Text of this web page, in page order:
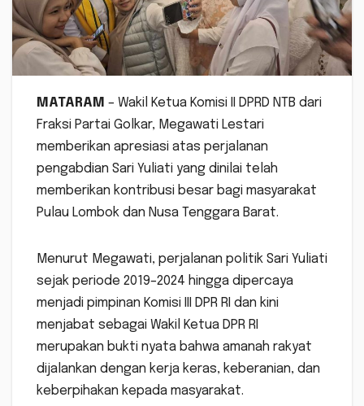
MATARAM – Wakil Ketua Komisi II DPRD NTB dari
Fraksi Partai Golkar, Megawati Lestari
memberikan apresiasi atas perjalanan
pengabdian Sari Yuliati yang dinilai telah
memberikan kontribusi besar bagi masyarakat
Pulau Lombok dan Nusa Tenggara Barat.
Menurut Megawati, perjalanan politik Sari Yuliati
sejak periode 2019–2024 hingga dipercaya
menjadi pimpinan Komisi III DPR RI dan kini
menjabat sebagai Wakil Ketua DPR RI
merupakan bukti nyata bahwa amanah rakyat
dijalankan dengan kerja keras, keberanian, dan
keberpihakan kepada masyarakat.